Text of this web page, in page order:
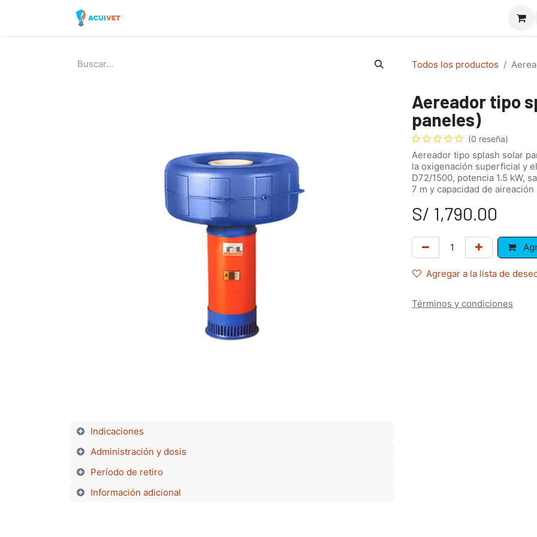
Todos los productos
Indicaciones
Administración y dosis
Período de retiro
Información adicional
Aereador tipo
paneles)
(0 reseña)
Aereador tipo splash solar
la oxigenación superficial y
D72/1500, potencia 1.5 kW,
7 m y capacidad de
S/ 1,790.00
Agregar a la lista de
Términos y condiciones